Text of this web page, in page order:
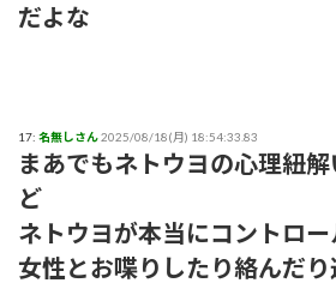
だよな
17: 名無しさん2025/08/18(月) 18:54:33.83
まあでもネトウヨの心理紐
ど
ネトウヨが本当にコントロ
女性とお喋りしたり絡んだり